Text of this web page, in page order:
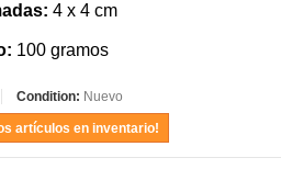
4 x 4 cm
100 gramos
Condition: Nuevo
artículos en inventario!